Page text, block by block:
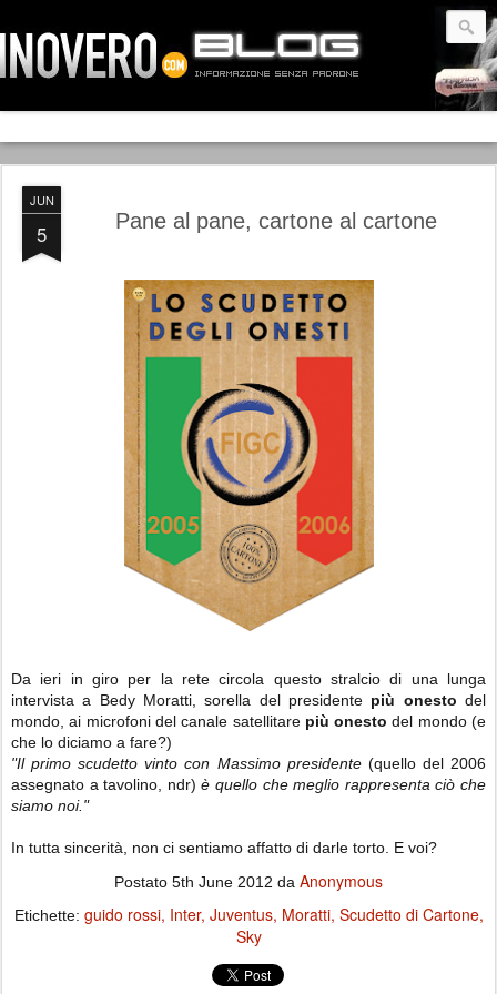
JUN
5 Pane al pane, cartone al cartone
Da ieri in giro per la rete circola questo stralcio di una lunga
intervista a Bedy Moratti, sorella del presidente più onesto del
mondo, ai microfoni del canale satellitare più onesto del mondo (e
che lo diciamo a fare?)
"Il primo scudetto vinto con Massimo presidente(quello del 2006
assegnato a tavolino, ndr)è quello che meglio rappresenta ciò che
siamo noi."
In tutta sincerità, non ci sentiamo affatto di darle torto. E voi?
Postato 5th June 2012 da Anonymous
Etichette: guido rossi Inter Juventus Moratti Scudetto di Cartone
Sky